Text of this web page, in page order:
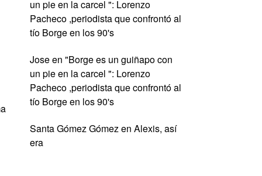
un pie en la carcel ": Lorenzo
Pacheco ,periodista que confrontó al
tío Borge en los 90's
Joseen "Borge es un guiñapo con
un pie en la carcel ": Lorenzo
Pacheco ,periodista que confrontó al
tío Borge en los 90's
Santa Gómez Gómezen Alexis, así
era